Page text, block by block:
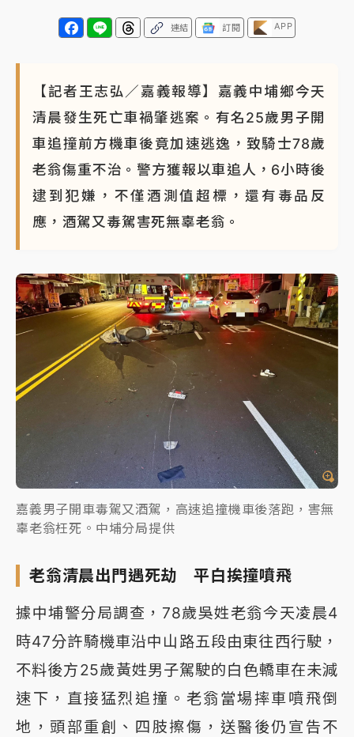
連結 訂閱 APP
【記者王志弘／嘉義報導】嘉義中埔鄉今天
清晨發生死亡車禍肇逃案。有名25歲男子開
車追撞前方機車後竟加速逃逸，致騎士78歲
老翁傷重不治。警方獲報以車追人，6小時後
逮到犯嫌，不僅酒測值超標，還有毒品反
應，酒駕又毒駕害死無辜老翁。
嘉義男子開車毒駕又酒駕，高速追撞機車後落跑，害無
辜老翁枉死。中埔分局提供
老翁清晨出門遇死劫 平白挨撞噴飛
據中埔警分局調查，78歲吳姓老翁今天凌晨4
時47分許騎機車沿中山路五段由東往西行駛，
不料後方25歲黃姓男子駕駛的白色轎車在未減
速下，直接猛烈追撞。老翁當場摔車噴飛倒
地，頭部重創、四肢擦傷，送醫後仍宣告不